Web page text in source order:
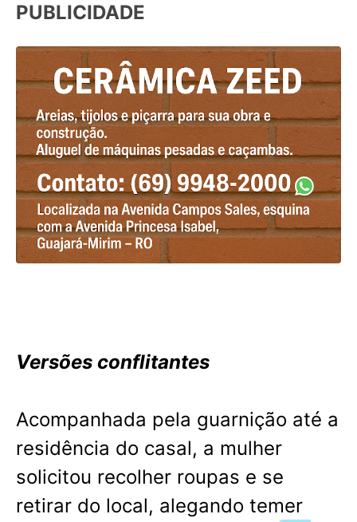
PUBLICIDADE
Versões conflitantes
Acompanhada pela guarnição até a
residência do casal, a mulher
solicitou recolher roupas e se
retirar do local, alegando temer